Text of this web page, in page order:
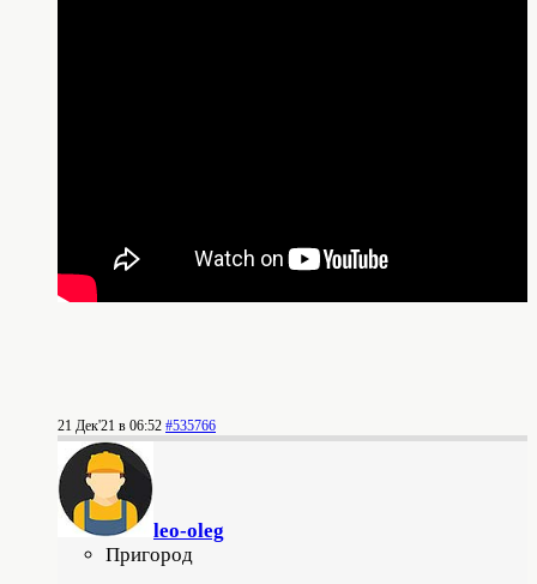
21 Дек'21 в 06:52 #535766
leo-oleg
Пригород